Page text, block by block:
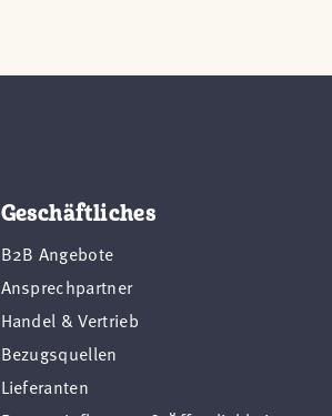
Geschäftliches
B2B Angebote
Ansprechpartner
Handel & Vertrieb
Bezugsquellen
Lieferanten